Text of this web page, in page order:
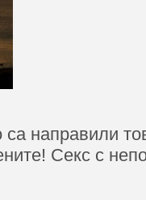
са направили
Секс с